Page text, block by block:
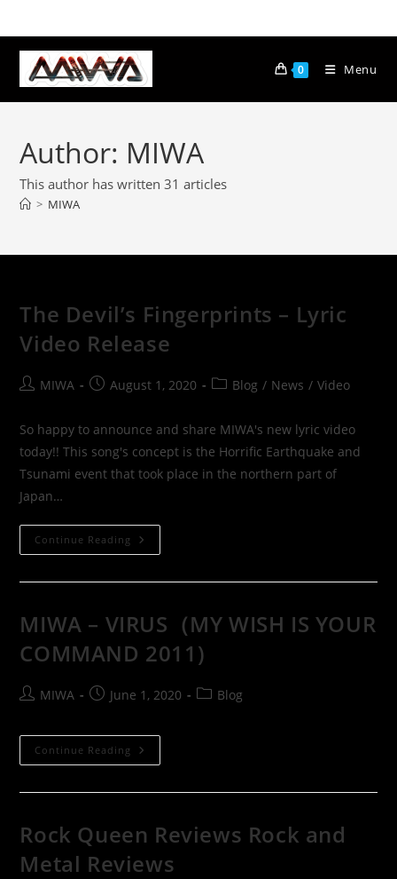
0 Menu
Author: MIWA
This author has written 31 articles
> MIWA
The Devil’s Fingerprints – Lyric
Video Release
MIWA August 1, 2020 Blog / News / Video
So happy to announce and share MIWA's new lyric video
today!! This song's concept is the Horrific Earthquake and
Tsunami event that took place in the northern part of
Japan…
Continue Reading
MIWA – VIRUS（MY WISH IS YOUR
COMMAND 2011)
MIWA June 1, 2020 Blog
Continue Reading
Rock Queen Reviews Rock and
Metal Reviews